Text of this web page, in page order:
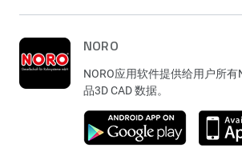
NORO
NORO应用软件提供给用户所
品3D CAD 数据。